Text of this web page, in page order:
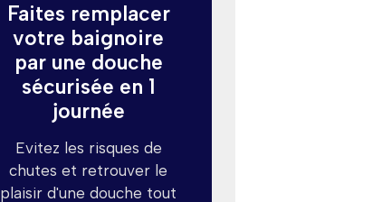
Faites remplacer
votre baignoire
par une douche
sécurisée en 1
journée
Evitez les risques de
chutes et retrouver le
plaisir d'une douche tout